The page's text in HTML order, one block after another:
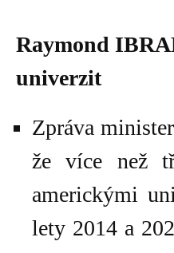
Raymond
univerzit
Zpráva
že více než
americkými
lety 2014 a